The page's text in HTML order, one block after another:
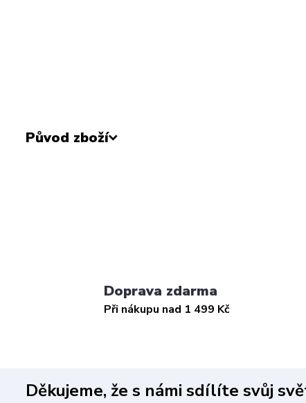
Původ zboží
Doprava zdarma
Při nákupu nad 1 499 Kč
Děkujeme, že s námi sdílíte svůj